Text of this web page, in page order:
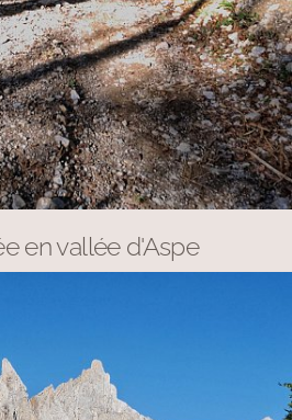
en vallée d'Aspe